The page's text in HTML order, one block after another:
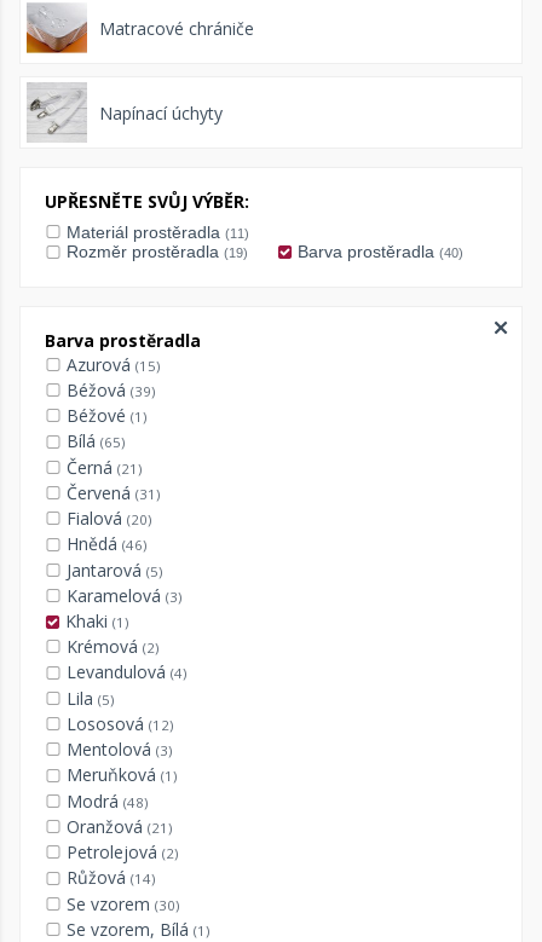
Matracové chrániče
Napínací úchyty
UPŘESNĚTE SVŮJ VÝBĚR:
Materiál prostěradla (11)
Rozměr prostěradla (19) Barva prostěradla (40)
Barva prostěradla
Azurová (15)
Béžová (39)
Béžové (1)
Bílá (65)
Černá (21)
Červená (31)
Fialová (20)
Hnědá (46)
Jantarová (5)
Karamelová (3)
Khaki (1)
Krémová (2)
Levandulová (4)
Lila (5)
Lososová (12)
Mentolová (3)
Meruňková (1)
Modrá (48)
Oranžová (21)
Petrolejová (2)
Růžová (14)
Se vzorem (30)
Se vzorem, Bílá (1)